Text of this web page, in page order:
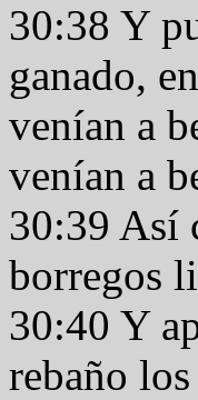
30:38 Y
ganado,
venían a
venían a
30:39 Así
borregos
30:40 Y
rebaño